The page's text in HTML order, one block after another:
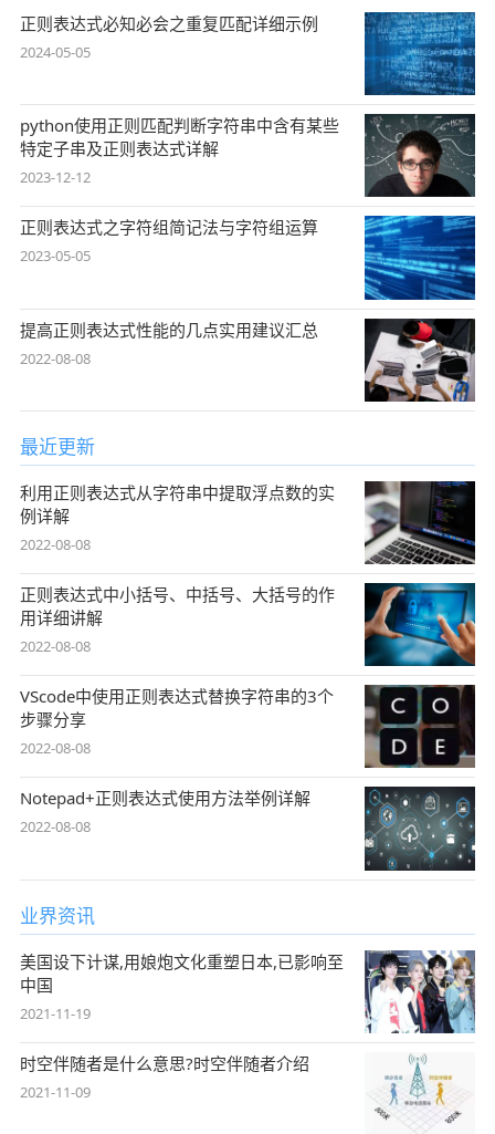
正则表达式必知必会之重复匹配详细示例
2024-05-05
python使用正则匹配判断字符串中含有某些
特定子串及正则表达式详解
2023-12-12
正则表达式之字符组简记法与字符组运算
2023-05-05
提高正则表达式性能的几点实用建议汇总
2022-08-08
最近更新
利用正则表达式从字符串中提取浮点数的实
例详解
2022-08-08
正则表达式中小括号、中括号、大括号的作
用详细讲解
2022-08-08
VScode中使用正则表达式替换字符串的3个
步骤分享
2022-08-08
Notepad+正则表达式使用方法举例详解
2022-08-08
业界资讯
美国设下计谋,用娘炮文化重塑日本,已影响至
中国
2021-11-19
时空伴随者是什么意思?时空伴随者介绍
2021-11-09